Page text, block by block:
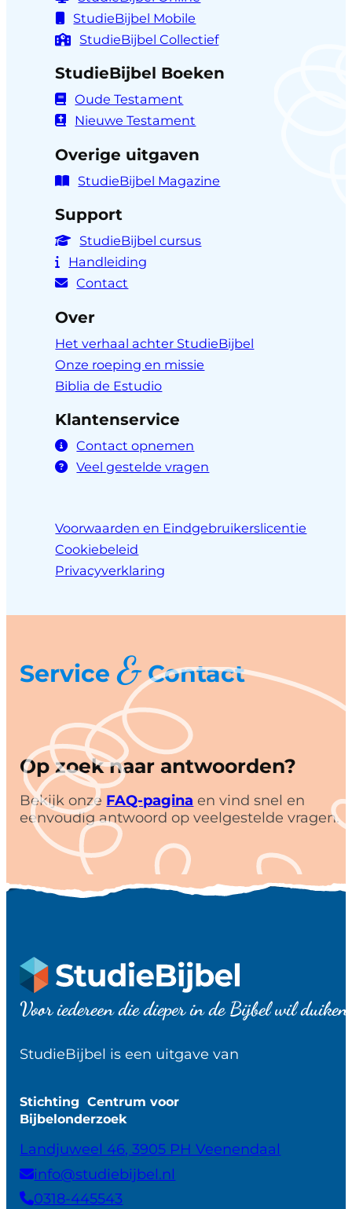
StudieBijbel Mobile
StudieBijbel Collectief
StudieBijbel Boeken
Oude Testament
Nieuwe Testament
Overige uitgaven
StudieBijbel Magazine
Support
StudieBijbel cursus
Handleiding
Contact
Over
Het verhaal achter StudieBijbel
Onze roeping en missie
Biblia de Estudio
Klantenservice
Contact opnemen
Veel gestelde vragen
Voorwaarden en Eindgebruikerslicentie
Cookiebeleid
Privacyverklaring
Service&Contact
Op zoek naar antwoorden?
Bekijk onze FAQ-pagina en vind snel en
eenvoudig antwoord op veelgestelde vragen.
Voor iedereen die dieper in de Bijbel wil
StudieBijbel is een uitgave van
Stichting Centrum voor
Bijbelonderzoek
Landjuweel 46, 3905 PH Veenendaal
info@studiebijbel.nl
0318-445543